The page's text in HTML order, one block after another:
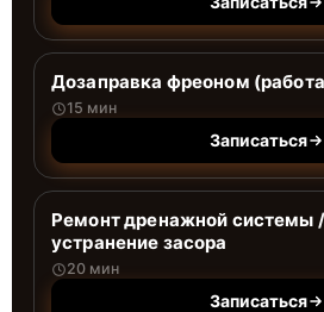
Дозаправка фреоном
15 мин
Записаться
Ремонт дренажной системы /
устранение засора
20 мин
Записаться